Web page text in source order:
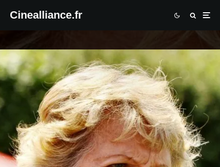
Cinealliance.fr